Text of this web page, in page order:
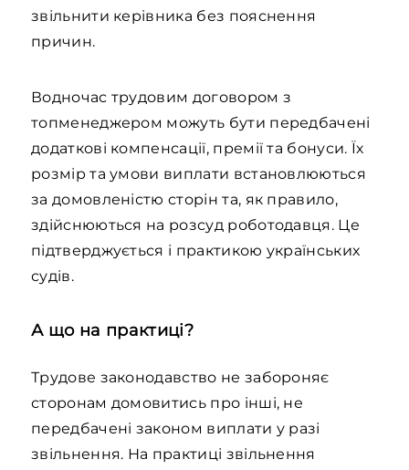
звільнити керівника без пояснення
причин.
Водночас трудовим договором з
топменеджером можуть бути передбачені
додаткові компенсації, премії та бонуси. Їх
розмір та умови виплати встановлюються
за домовленістю сторін та, як правило,
здійснюються на розсуд роботодавця. Це
підтверджується і практикою українських
судів.
А що на практиці?
Трудове законодавство не забороняє
сторонам домовитись про інші, не
передбачені законом виплати у разі
звільнення. На практиці звільнення